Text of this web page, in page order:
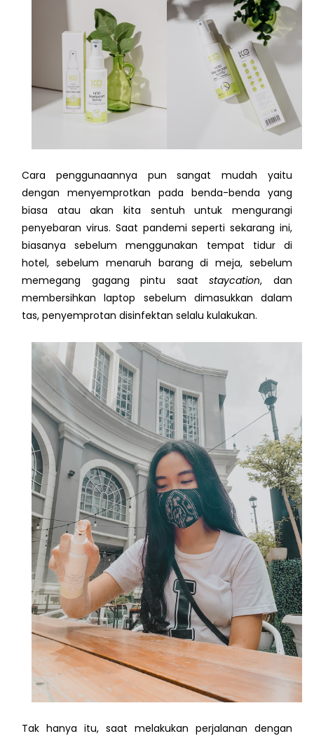
Cara penggunaannya pun sangat mudah yaitu
dengan menyemprotkan pada benda-benda yang
biasa atau akan kita sentuh untuk mengurangi
penyebaran virus. Saat pandemi seperti sekarang ini,
biasanya sebelum menggunakan tempat tidur di
hotel, sebelum menaruh barang di meja, sebelum
memegang gagang pintu saatstaycation, dan
membersihkan laptop sebelum dimasukkan dalam
tas, penyemprotan disinfektan selalu kulakukan.
Tak hanya itu, saat melakukan perjalanan dengan